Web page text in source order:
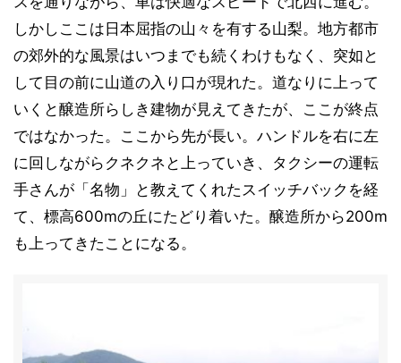
しかしここは日本屈指の山々を有する山梨。地方都市
の郊外的な風景はいつまでも続くわけもなく、突如と
して目の前に山道の入り口が現れた。道なりに上って
いくと醸造所らしき建物が見えてきたが、ここが終点
ではなかった。ここから先が長い。ハンドルを右に左
に回しながらクネクネと上っていき、タクシーの運転
手さんが「名物」と教えてくれたスイッチバックを経
て、標高600mの丘にたどり着いた。醸造所から200m
も上ってきたことになる。